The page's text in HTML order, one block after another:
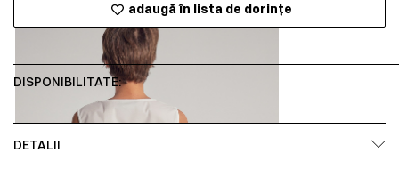
adaugă în lista de dorințe
DISPONIBILITATE:
DETALII